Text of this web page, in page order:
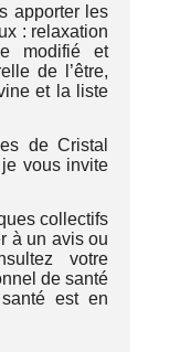
apporter les
: relaxation
modifié et
de l’être,
et la liste
de Cristal
vous invite
collectifs
à un avis ou
votre
de santé
est en